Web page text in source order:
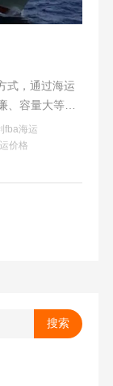
式，通过海运
容量大等优
了解FBA海运
得成功至关
fba海运
价格